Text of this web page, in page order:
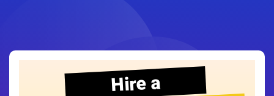
Hire a